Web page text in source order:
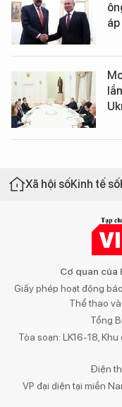
Xã hội sốKinh tế số
Cơ quan của
Giấy phép hoạt động
Thể thao
Tổng
Tòa soạn: LK16-18,
Điện
VP đại diện tại miền